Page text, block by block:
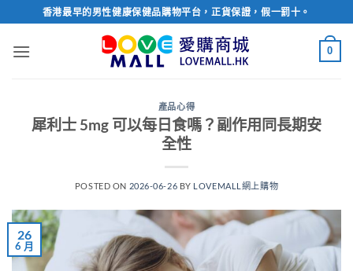
to
content
香港最早的男性健康保健品購物平台，正貨保證，假一罰十。
0
產品心得
犀利士 5mg 可以每日食嗎？副作用同長期安
全性
POSTED ON 2026-06-26 BY LOVEMALL網上購物
26
6 月